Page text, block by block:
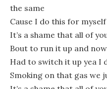
the same
Cause I do this for
It’s a shame that all of
Bout to run it up and now
Had to switch it up yea I
Smoking on that gas we